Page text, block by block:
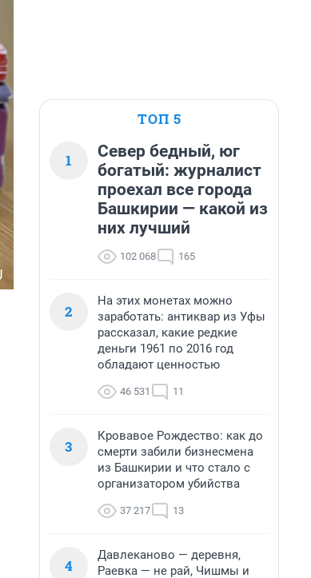
ТОП 5
1
Север бедный, юг
богатый: журналист
проехал все города
Башкирии — какой из
них лучший
102 068 165
2
На этих монетах можно
заработать: антиквар из Уфы
рассказал, какие редкие
деньги 1961 по 2016 год
обладают ценностью
46 531 11
3
Кровавое Рождество: как до
смерти забили бизнесмена
из Башкирии и что стало с
организатором убийства
37 217 13
4
Давлеканово — деревня,
Раевка — не рай, Чишмы и